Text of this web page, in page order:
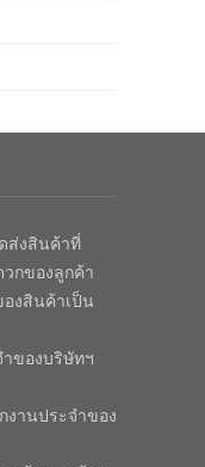
ส่งสินค้าที่
กของลูกค้า
งสินค้าเป็น
ำของบริษัทฯ
งานประจำของ